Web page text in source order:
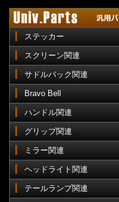
ステッカー
スクリーン関連
サドルバック関連
Bravo Bell
ハンドル関連
グリップ関連
ミラー関連
ヘッドライト関連
テールランプ関連